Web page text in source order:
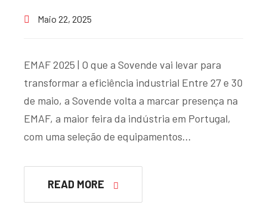
Maio 22, 2025
EMAF 2025 | O que a Sovende vai levar para
transformar a eficiência industrial Entre 27 e 30
de maio, a Sovende volta a marcar presença na
EMAF, a maior feira da indústria em Portugal,
com uma seleção de equipamentos…
READ MORE